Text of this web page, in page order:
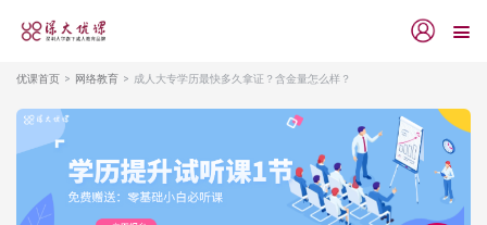
优课首页 网络教育 成人大专学历最快多久拿证？含金量怎么样？